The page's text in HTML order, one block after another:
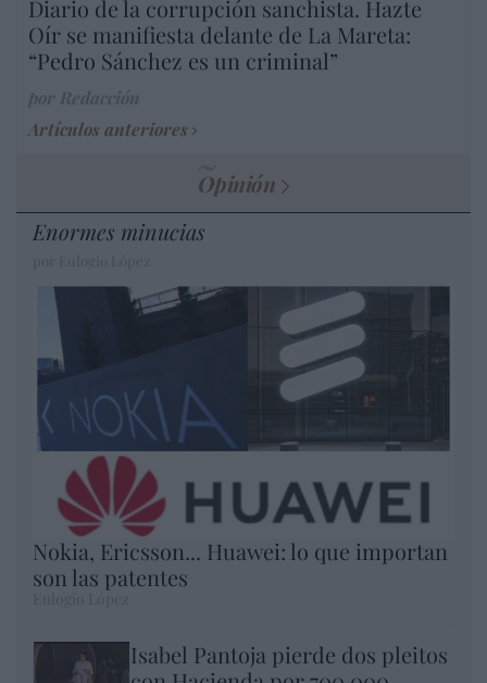
Diario de la corrupción sanchista. Hazte
Oír se manifiesta delante de La Mareta:
“Pedro Sánchez es un criminal”
Artículos anteriores
Opinión
Enormes minucias
Nokia, Ericsson... Huawei: lo que importan
son las patentes
Isabel Pantoja pierde dos pleitos